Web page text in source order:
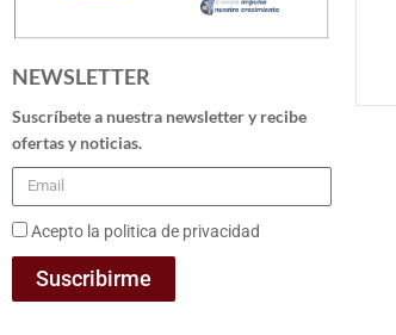
NEWSLETTER
Suscríbete a nuestra newsletter y recibe
ofertas y noticias.
Acepto la politica de privacidad
Suscribirme